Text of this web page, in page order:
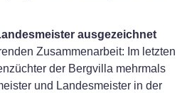
ausgezeichnet
Zusammenarbeit: Im letzten
der Bergvilla mehrmals
und Landesmeister in der